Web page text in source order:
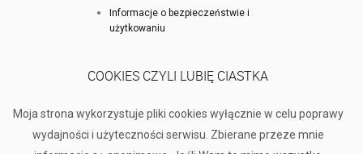
Informacje o bezpieczeństwie i
użytkowaniu
COOKIES CZYLI LUBIĘ CIASTKA
Moja strona wykorzystuje pliki cookies wyłącznie w celu poprawy
wydajności i użyteczności serwisu. Zbierane przeze mnie